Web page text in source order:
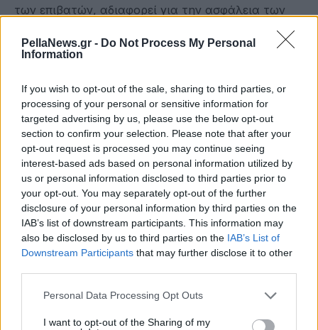
PellaNews.gr - Do Not Process My Personal
Information
If you wish to opt-out of the sale, sharing to third parties, or
processing of your personal or sensitive information for
targeted advertising by us, please use the below opt-out
section to confirm your selection. Please note that after your
opt-out request is processed you may continue seeing
interest-based ads based on personal information utilized by
us or personal information disclosed to third parties prior to
your opt-out. You may separately opt-out of the further
disclosure of your personal information by third parties on the
IAB’s list of downstream participants. This information may
also be disclosed by us to third parties on the IAB’s List of
Downstream Participants that may further disclose it to other
Personal Data Processing Opt Outs
I want to opt-out of the Sharing of my
των επιβατών, αδιαφορεί για την ασφάλεια των
Οποιοσδήποτε λογικός άνθρωπος θα περίμενε πως
πιο κυνική κυβέρνηση θα έσκυβε πάνω από τις
σιδηροδρομικές μεταφορές ώστε να μην αφήνει
ούτε υποψία ανασφάλειας. Αλλά ούτε αυτό δεν
είναι ικανοί να κάνουν οι «άριστοι» του κ.
Μητσοτάκη...
Η αντίδραση του ΜέΡΑ25
Η Hellenic Train σταθερά στη γραμμή
"πάμε κι όπου βγει"
Το νέο περιστατικό στον Προαστιακό
Θεσσαλονίκης - Λάρισας αναδεικνύει